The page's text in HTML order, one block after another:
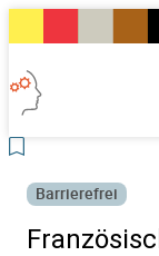
Barrierefrei